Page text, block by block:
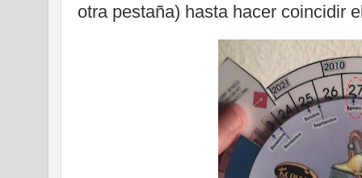
otra pestaña) hasta hacer coincidir